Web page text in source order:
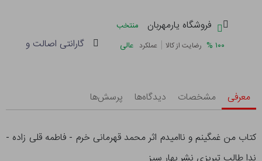
فروشگاه یارمهربان
منتخب
۱۰۰ % رضایت از کالا | عملکرد عالی گارانتی اصالت و
معرفی مشخصات دیدگاه‌ها پرسش‌ها
کتاب من غمگینم و ناامیدم اثر محمد قهرمانی خرم - فاطمه قلی زاده -